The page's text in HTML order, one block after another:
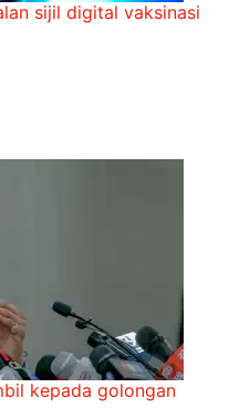
sijil digital vaksinasi
kepada golongan